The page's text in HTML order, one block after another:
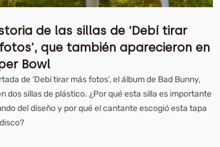
de las sillas de ‘Debí tirar
que también aparecieron en
Bowl
de ‘Debí tirar más fotos’, el álbum de Bad Bunny,
dos sillas de plástico. ¿Por qué esta silla es importante
del diseño y por qué el cantante escogió esta tapa